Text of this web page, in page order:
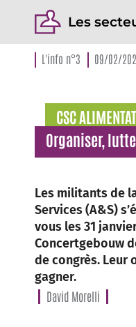
Les
L'info n°3 09/02/
CSC
Organiser,
Les militants de
Services (A&S)
vous les 31
Concertgebouw
de congrès. Leur
gagner.
David Morelli